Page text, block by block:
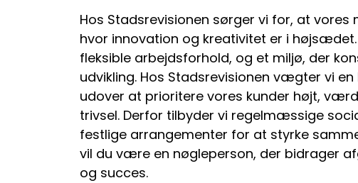
Hos Stadsrevisionen sørger vi for, at
hvor innovation og kreativitet er i
fleksible arbejdsforhold, og et miljø, der
udvikling. Hos Stadsrevisionen vægter vi
udover at prioritere vores kunder højt,
trivsel. Derfor tilbyder vi regelmæssige
festlige arrangementer for at styrke
vil du være en nøgleperson, der bidrager
og succes.